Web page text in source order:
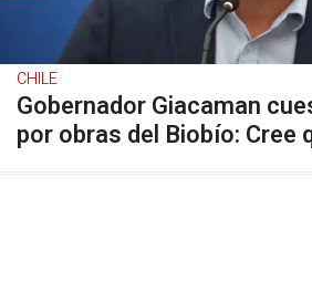
CHILE
Gobernador Giacaman
por obras del Biobío: Cree